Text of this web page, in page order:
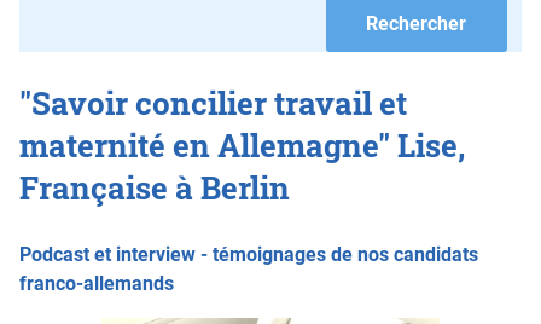
"Savoir concilier travail et
maternité en Allemagne" Lise,
Française à Berlin
Podcast et interview - témoignages de nos candidats
franco-allemands